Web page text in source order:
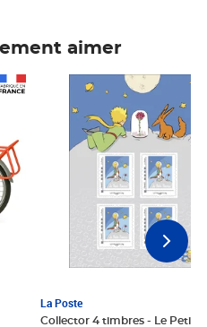
aimer
La Poste
Collector 4 timbres - Le Petit
Prix 6,25€ HT